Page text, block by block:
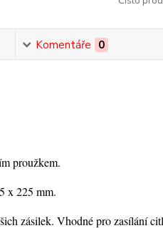
Komentáře 0
proužkem.
x 225 mm.
zásilek. Vhodné pro zasílání